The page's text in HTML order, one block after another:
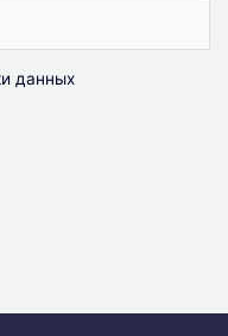
данных